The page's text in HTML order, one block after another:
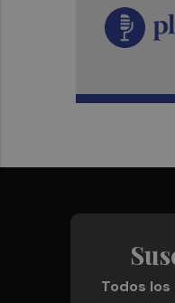
Todos